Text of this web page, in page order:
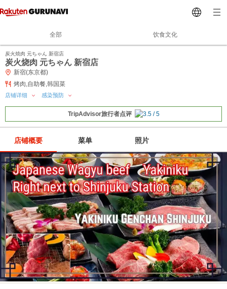
全部 饮食文化
炭火焼肉 元ちゃん 新宿店
炭火烧肉 元ちゃん 新宿店
新宿(东京都)
烤肉,自助餐,韩国菜
店铺详细 感染预防
TripAdvisor旅行者点评
店铺概要 菜单 照片